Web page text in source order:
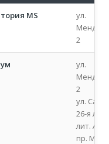
MS
ул.
2
ул.
2
ул.
26-я
лит. А
пр.